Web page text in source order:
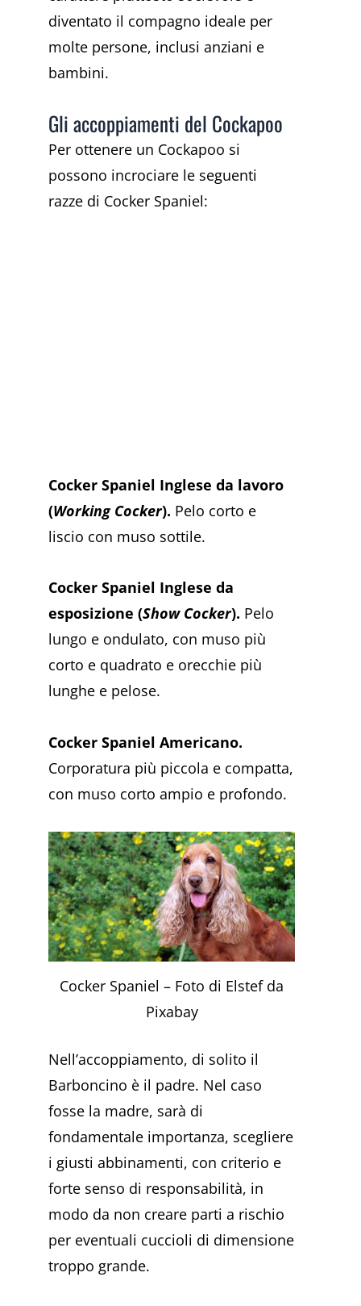
diventato il compagno ideale per
molte persone, inclusi anziani e
bambini.
Gli accoppiamenti del Cockapoo
Per ottenere un Cockapoo si
possono incrociare le seguenti
razze di Cocker Spaniel:
Cocker Spaniel Inglese da lavoro
(Working Cocker). Pelo corto e
liscio con muso sottile.
Cocker Spaniel Inglese da
esposizione (Show Cocker). Pelo
lungo e ondulato, con muso più
corto e quadrato e orecchie più
lunghe e pelose.
Cocker Spaniel Americano.
Corporatura più piccola e compatta,
con muso corto ampio e profondo.
Cocker Spaniel – Foto di Elstef da
Pixabay
Nell’accoppiamento, di solito il
Barboncino è il padre. Nel caso
fosse la madre, sarà di
fondamentale importanza, scegliere
i giusti abbinamenti, con criterio e
forte senso di responsabilità, in
modo da non creare parti a rischio
per eventuali cuccioli di dimensione
troppo grande.